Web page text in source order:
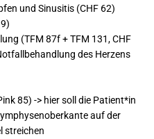
und Sinusitis (CHF 62)
(TFM 87f + TFM 131, CHF
des Herzens
85) -> hier soll die Patient*in
auf der
streichen